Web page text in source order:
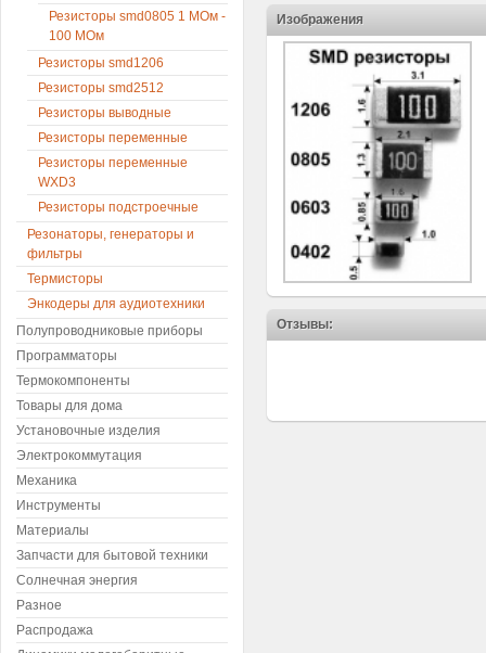
Изображения
Отзывы:
Резисторы smd0805 1 МОм -
100 МОм
Резисторы smd1206
Резисторы smd2512
Резисторы выводные
Резисторы переменные
Резисторы переменные
WXD3
Резисторы подстроечные
Резонаторы, генераторы и
фильтры
Термисторы
Энкодеры для аудиотехники
Полупроводниковые приборы
Программаторы
Термокомпоненты
Товары для дома
Установочные изделия
Электрокоммутация
Механика
Инструменты
Материалы
Запчасти для бытовой техники
Солнечная энергия
Разное
Распродажа